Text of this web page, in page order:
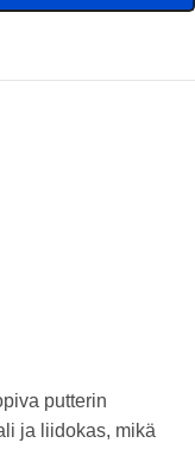
putterin
ja liidokas, mikä